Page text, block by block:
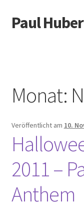
Zur
Navigation
Zum
Inhalt
Paul
Monat:
Veröffentlicht am 10.
2011 –
Anthem